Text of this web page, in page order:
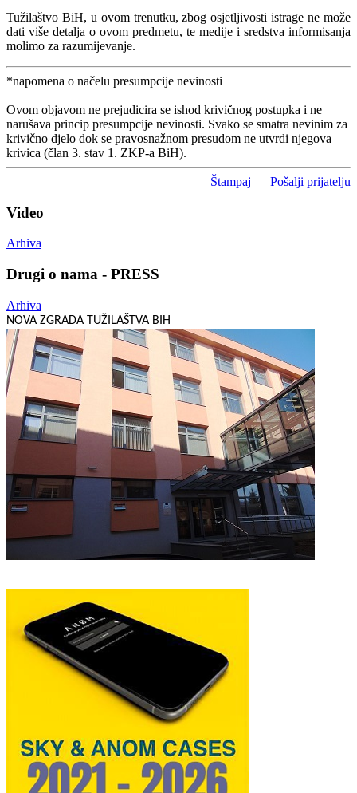
Tužilaštvo BiH, u ovom trenutku, zbog osjetljivosti istrage ne može
dati više detalja o ovom predmetu, te medije i sredstva informisanja
molimo za razumijevanje.
*napomena o načelu presumpcije nevinosti
Ovom objavom ne prejudicira se ishod krivičnog postupka i ne
narušava princip presumpcije nevinosti. Svako se smatra nevinim za
krivično djelo dok se pravosnažnom presudom ne utvrdi njegova
krivica (član 3. stav 1. ZKP-a BiH).
Štampaj Pošalji prijatelju
Video
Arhiva
Drugi o nama - PRESS
Arhiva
NOVA ZGRADA TUŽILAŠTVA BIH